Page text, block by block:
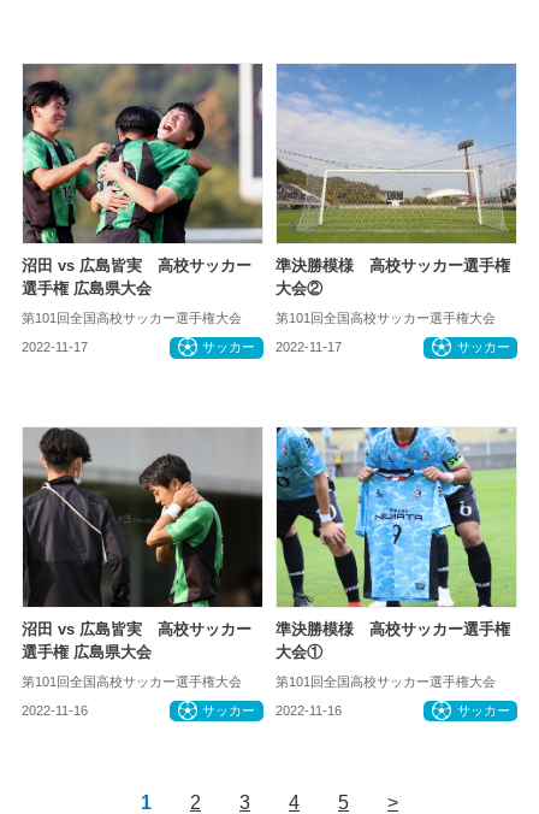
沼田 vs 広島皆実 高校サッカー
選手権 広島県大会
第101回全国高校サッカー選手権大会
2022-11-17 サッカー
準決勝模様 高校サッカー選手権
大会②
第101回全国高校サッカー選手権大会
2022-11-17 サッカー
沼田 vs 広島皆実 高校サッカー
選手権 広島県大会
第101回全国高校サッカー選手権大会
2022-11-16 サッカー
準決勝模様 高校サッカー選手権
大会①
第101回全国高校サッカー選手権大会
2022-11-16 サッカー
1 2 3 4 5 >